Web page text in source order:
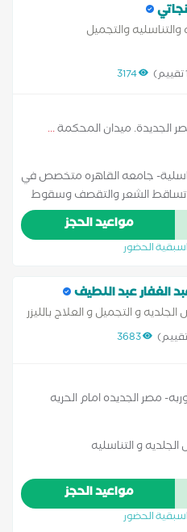
والتجميل
3174
الجديدة. ميدان المحكمة...
جامعه القاهره متخصص في
تساقط الشعر والتقصف وسقوط
- وازالة الزوائد الجلدية بالكى و
الفيلر و البوتكس و البلازما
مواعيد الحجز
الحضور
الغفار عبد اللطيف
و التجميل و العلاج بالليزر
3683
مصر الجديده امام الحريه
و التناسليه
مواعيد الحجز
الحضور